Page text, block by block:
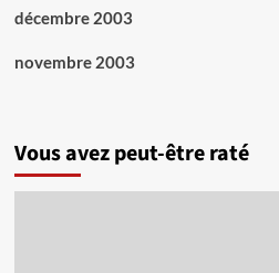
décembre 2003
novembre 2003
Vous avez peut-être raté